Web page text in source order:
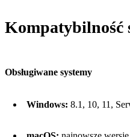
Kompatybilność
Obsługiwane systemy
Windows: 8.1, 10, 11,